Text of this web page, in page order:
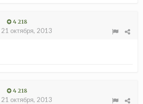
4 218
21 октября, 2013
4 218
21 октября, 2013